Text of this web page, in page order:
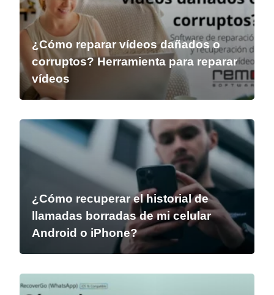
¿Cómo reparar vídeos dañados o
corruptos? Herramienta para reparar
vídeos
¿Cómo recuperar el historial de
llamadas borradas de mi celular
Android o iPhone?